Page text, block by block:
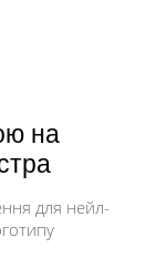
на
для нейл-